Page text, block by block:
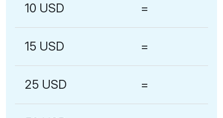
10 USD =
15 USD =
25 USD =